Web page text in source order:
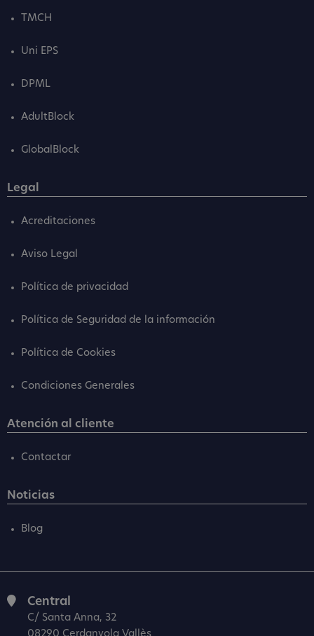
TMCH
Uni EPS
DPML
AdultBlock
GlobalBlock
Legal
Acreditaciones
Aviso Legal
Política de privacidad
Política de Seguridad de la información
Política de Cookies
Condiciones Generales
Atención al cliente
Contactar
Noticias
Blog
Central
C/ Santa Anna, 32